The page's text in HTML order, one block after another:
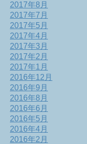
2017年8月
2017年7月
2017年5月
2017年4月
2017年3月
2017年2月
2017年1月
2016年12月
2016年9月
2016年8月
2016年6月
2016年5月
2016年4月
2016年2月